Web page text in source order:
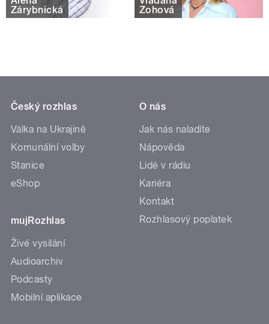
Zárybnická
Žohová
Český rozhlas
Válka na Ukrajině
Komunální volby
Stanice
eShop
mujRozhlas
Živé vysílání
Audioarchiv
Podcasty
Mobilní aplikace
O nás
Jak nás naladíte
Nápověda
Lidé v rádiu
Kariéra
Kontakt
Rozhlasový poplatek